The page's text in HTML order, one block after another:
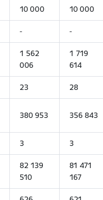
10 000 10 000
- -
1 562
006
1 719
614
23 28
380 953 356 843
3 3
82 139
510
81 471
167